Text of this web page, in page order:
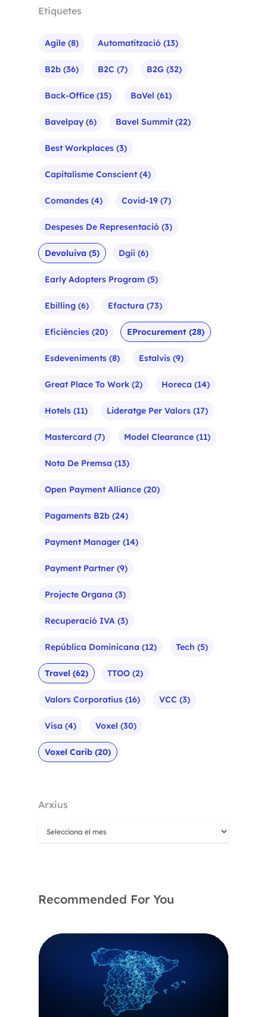
Etiquetes
Agile (8) Automatització (13)
B2b (36) B2C (7) B2G (32)
Back-Office (15) BaVel (61)
Bavelpay (6) Bavel Summit(22)
Best Workplaces (3)
Capitalisme Conscient(4)
Comandes (4) Covid-19 (7)
Despeses De Representació (3)
Devoluiva (5) Dgii (6)
Early Adopters Program (5)
Ebilling (6) Efactura (73)
Eficiències (20) EProcurement (28)
Esdeveniments (8) Estalvis (9)
Great Place To Work (2) Horeca (14)
Hotels (11) Lideratge Per Valors (17)
Mastercard (7) Model Clearance (11)
Nota De Premsa (13)
Open Payment Alliance (20)
Pagaments B2b (24)
Payment Manager (14)
Payment Partner (9)
Projecte Organa (3)
Recuperació IVA (3)
República Dominicana (12) Tech (5)
Travel (62) TTOO (2)
Valors Corporatius (16) VCC (3)
Visa (4) Voxel (30)
Voxel Carib (20)
Arxius
Recommended For You